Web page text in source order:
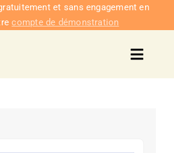
et sans engagement en
compte de démonstration